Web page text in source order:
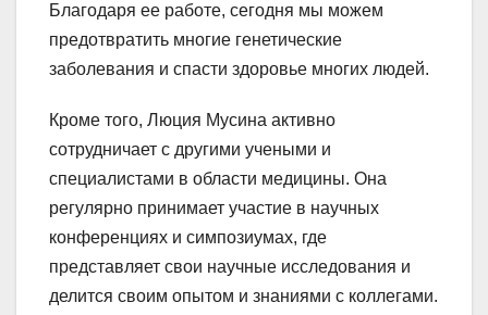
Благодаря ее работе, сегодня мы можем
предотвратить многие генетические
заболевания и спасти здоровье многих людей.
Кроме того, Люция Мусина активно
сотрудничает с другими учеными и
специалистами в области медицины. Она
регулярно принимает участие в научных
конференциях и симпозиумах, где
представляет свои научные исследования и
делится своим опытом и знаниями с коллегами.